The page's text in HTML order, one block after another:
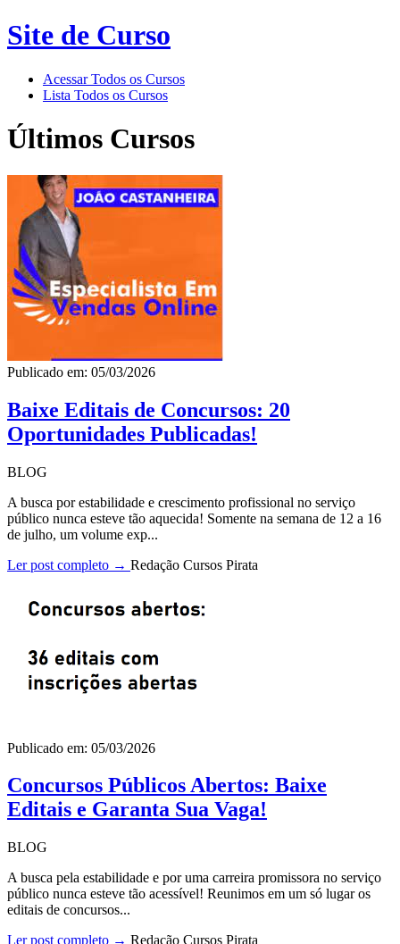
Site de Curso
Acessar Todos os Cursos
Lista Todos os Cursos
Últimos Cursos
Publicado em: 05/03/2026
Baixe Editais de Concursos: 20
Oportunidades Publicadas!
BLOG
A busca por estabilidade e crescimento profissional no serviço
público nunca esteve tão aquecida! Somente na semana de 12 a 16
de julho, um volume exp...
Ler post completo → Redação Cursos Pirata
Publicado em: 05/03/2026
Concursos Públicos Abertos: Baixe
Editais e Garanta Sua Vaga!
BLOG
A busca pela estabilidade e por uma carreira promissora no serviço
público nunca esteve tão acessível! Reunimos em um só lugar os
editais de concursos...
Ler post completo → Redação Cursos Pirata